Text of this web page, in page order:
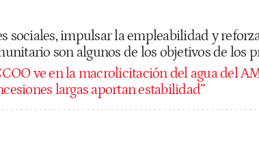
sociales, impulsar la empleabilidad y
son algunos de los objetivos de los
ve en la macrolicitación del agua del
largas aportan estabilidad”